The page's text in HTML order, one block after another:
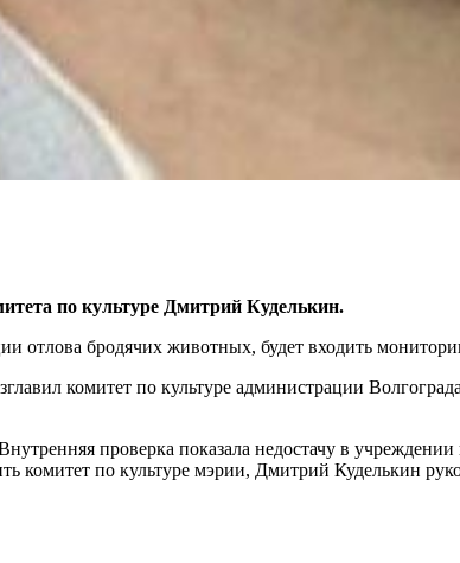
по культуре Дмитрий Куделькин.
бродячих животных, будет входить
комитет по культуре администрации
проверка показала недостачу в
комитет по культуре мэрии, Дмитрий Куделькин